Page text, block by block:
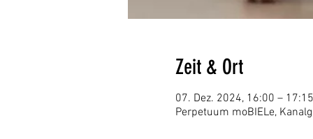
Zeit & Ort
07. Dez. 2024, 16:00 – 17:15
Perpetuum moBIELe,